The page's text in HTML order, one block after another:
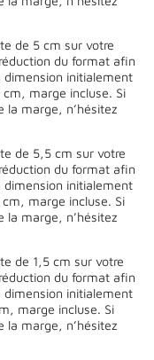
de 5 cm sur votre
du format afin
dimension initialement
marge incluse. Si
la marge, n’hésitez
de 5,5 cm sur votre
du format afin
dimension initialement
marge incluse. Si
la marge, n’hésitez
de 1,5 cm sur votre
du format afin
dimension initialement
marge incluse. Si
la marge, n’hésitez